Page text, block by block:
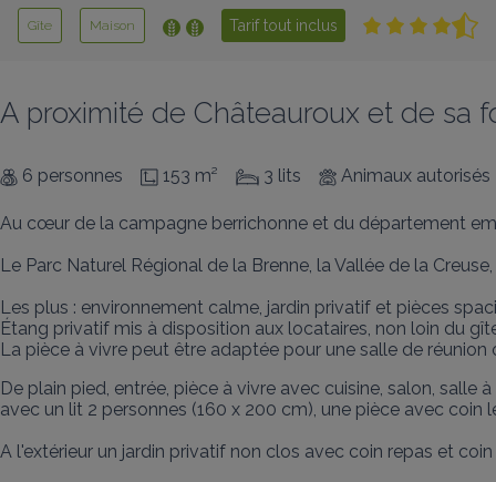
Gîte Maison Tarif tout inclus
A proximité de Châteauroux et de sa
6 personnes 153 m² 3 lits Animaux autorisés
Au cœur de la campagne berrichonne et du département
Le Parc Naturel Régional de la Brenne, la Vallée de la
Les plus : environnement calme, jardin privatif et pièces
Étang privatif mis à disposition aux locataires, non loin du
La pièce à vivre peut être adaptée pour une salle de
De plain pied, entrée, pièce à vivre avec cuisine, salon,
avec un lit 2 personnes (160 x 200 cm), une pièce avec
A l'extérieur un jardin privatif non clos avec coin repas et